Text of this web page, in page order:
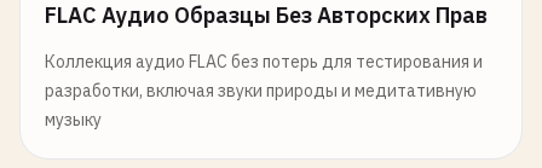
FLAC Аудио Образцы Без Авторских Прав
Коллекция аудио FLAC без потерь для тестирования и
разработки, включая звуки природы и медитативную
музыку